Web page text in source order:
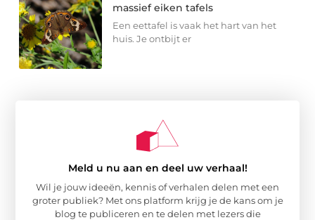
massief eiken tafels
Een eettafel is vaak het hart van het
huis. Je ontbijt er
Meld u nu aan en deel uw verhaal!
Wil je jouw ideeën, kennis of verhalen delen met een
groter publiek? Met ons platform krijg je de kans om je
blog te publiceren en te delen met lezers die